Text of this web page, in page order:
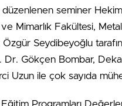
düzenlenen seminer
Mimarlık Fakültesi,
Seydibeyoğlu
Dr. Gökçen Bombar,
Uzun ile çok sayıda